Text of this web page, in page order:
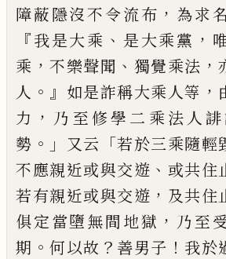
障蔽隱沒不令流布 ， 為求
『我是大乘 、 是大乘黨 ，
乘 ，不樂聲聞 、 獨覺乘法 ，
人 。』 如是詐稱大乘人等 ，
力 ， 乃至修學 二乘 法 人
勢 。」 又云 「若於三乘隨輕
不應親近或與交遊 、 或共住
若有親近或與交遊 ， 及共住
俱定當墮無間地獄 ， 乃至
期 。何以故 ？ 善男子 ！ 我於